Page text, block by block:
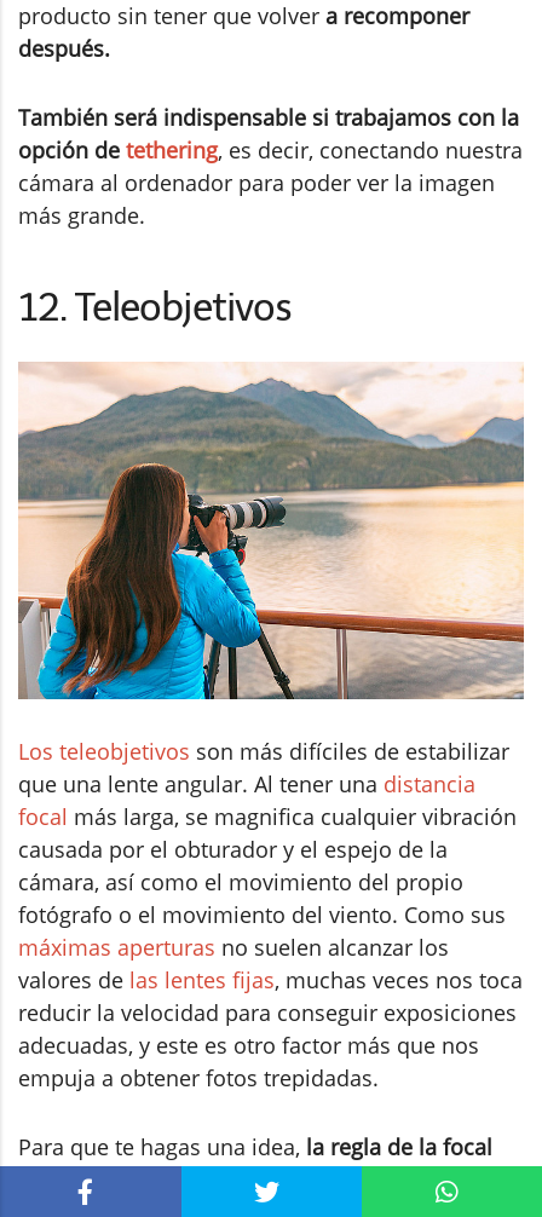
producto sin tener que volver a recomponer
después.
También será indispensable si trabajamos con la
opción de tethering, es decir, conectando nuestra
cámara al ordenador para poder ver la imagen
más grande.
12. Teleobjetivos
Los teleobjetivos son más difíciles de estabilizar
que una lente angular. Al tener una distancia
focal más larga, se magnifica cualquier vibración
causada por el obturador y el espejo de la
cámara, así como el movimiento del propio
fotógrafo o el movimiento del viento. Como sus
máximas aperturas no suelen alcanzar los
valores de las lentes fijas, muchas veces nos toca
reducir la velocidad para conseguir exposiciones
adecuadas, y este es otro factor más que nos
empuja a obtener fotos trepidadas.
Para que te hagas una idea, la regla de la focal
inversa viene a decirnos que que la velocidad